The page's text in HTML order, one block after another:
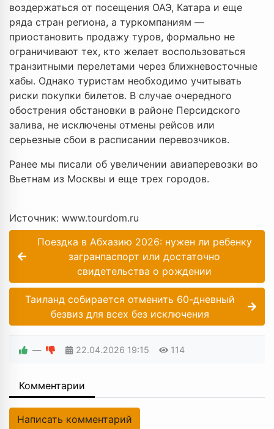
воздержаться от посещения ОАЭ, Катара и еще
ряда стран региона, а туркомпаниям —
приостановить продажу туров, формально не
ограничивают тех, кто желает воспользоваться
транзитными перелетами через ближневосточные
хабы. Однако туристам необходимо учитывать
риски покупки билетов. В случае очередного
обострения обстановки в районе Персидского
залива, не исключены отмены рейсов или
серьезные сбои в расписании перевозчиков.
Ранее мы писали об увеличении авиаперевозки во
Вьетнам из Москвы и еще трех городов.
Источник: www.tourdom.ru
Поездка в Абхазию 2026: нужен ли ребенку
загранпаспорт или достаточно
свидетельства о рождении
Таиланд собирается отменить 60-дневный
безвиз для всех без исключения
— 22.04.2026 19:15 114
Комментарии
Написать комментарий